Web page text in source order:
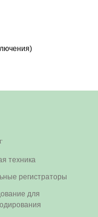
техника
регистраторы
для